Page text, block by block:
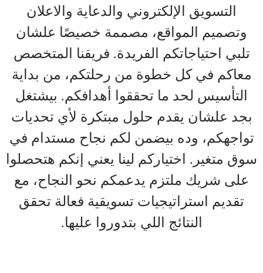
التسويق الإلكتروني والدعاية والاعلان
وتصميم المواقع، مصممة خصيصًا علشان
تلبي احتياجاتكم الفريدة. فريقنا المتخصص
معاكم في كل خطوة من رحلتكم، من بداية
التأسيس لحد ما تحققوا أهدافكم. بيشتغل
بجد علشان يقدم حلول مبتكرة لأي تحديات
تواجهكم، وده بيضمن لكم نجاح مستدام في
سوق متغير. اختياركم لينا يعني إنكم هتحصلوا
على شريك ملتزم يدعمكم نحو النجاح، مع
تقديم استراتيجيات تسويقية فعالة تحقق
النتائج اللي بتدوروا عليها.